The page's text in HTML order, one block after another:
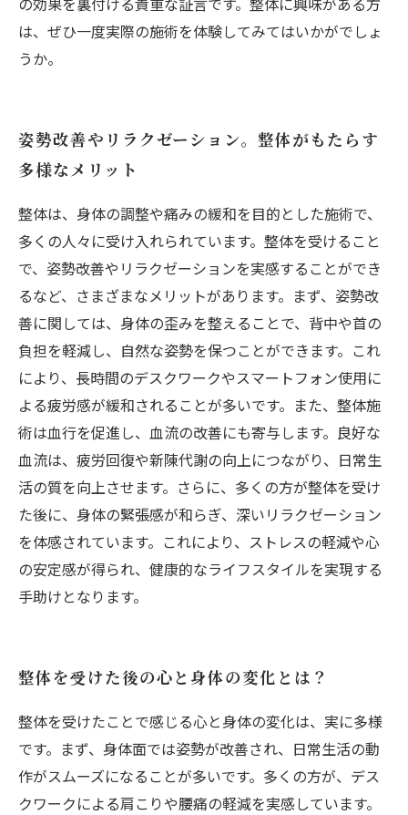
は、ぜひ一度実際の施術を体験してみてはいかがでしょ
うか。
姿勢改善やリラクゼーション。整体がもたらす
多様なメリット
整体は、身体の調整や痛みの緩和を目的とした施術で、
多くの人々に受け入れられています。整体を受けること
で、姿勢改善やリラクゼーションを実感することができ
るなど、さまざまなメリットがあります。まず、姿勢改
善に関しては、身体の歪みを整えることで、背中や首の
負担を軽減し、自然な姿勢を保つことができます。これ
により、長時間のデスクワークやスマートフォン使用に
よる疲労感が緩和されることが多いです。また、整体施
術は血行を促進し、血流の改善にも寄与します。良好な
血流は、疲労回復や新陳代謝の向上につながり、日常生
活の質を向上させます。さらに、多くの方が整体を受け
た後に、身体の緊張感が和らぎ、深いリラクゼーション
を体感されています。これにより、ストレスの軽減や心
の安定感が得られ、健康的なライフスタイルを実現する
手助けとなります。
整体を受けた後の心と身体の変化とは？
整体を受けたことで感じる心と身体の変化は、実に多様
です。まず、身体面では姿勢が改善され、日常生活の動
作がスムーズになることが多いです。多くの方が、デス
クワークによる肩こりや腰痛の軽減を実感しています。